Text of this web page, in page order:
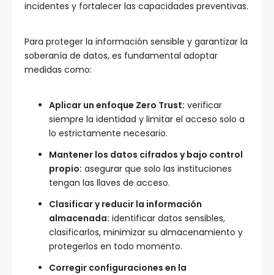
incidentes y fortalecer las capacidades preventivas.
Para proteger la información sensible y garantizar la
soberanía de datos, es fundamental adoptar
medidas como:
Aplicar un enfoque Zero Trust: verificar
siempre la identidad y limitar el acceso solo a
lo estrictamente necesario.
Mantener los datos cifrados y bajo control
propio: asegurar que solo las instituciones
tengan las llaves de acceso.
Clasificar y reducir la información
almacenada: identificar datos sensibles,
clasificarlos, minimizar su almacenamiento y
protegerlos en todo momento.
Corregir configuraciones en la